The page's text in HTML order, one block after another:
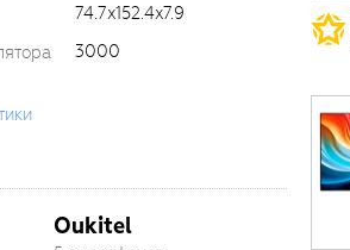
74.7x152.4x7.9
3000
Oukitel